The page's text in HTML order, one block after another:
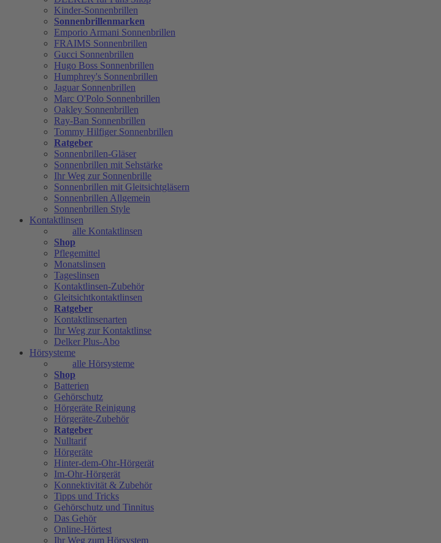
Kinder-Sonnenbrillen
Sonnenbrillenmarken
Emporio Armani Sonnenbrillen
FRAIMS Sonnenbrillen
Gucci Sonnenbrillen
Hugo Boss Sonnenbrillen
Humphrey's Sonnenbrillen
Jaguar Sonnenbrillen
Marc O'Polo Sonnenbrillen
Oakley Sonnenbrillen
Ray-Ban Sonnenbrillen
Tommy Hilfiger Sonnenbrillen
Ratgeber
Sonnenbrillen-Gläser
Sonnenbrillen mit Sehstärke
Ihr Weg zur Sonnenbrille
Sonnenbrillen mit Gleitsichtgläsern
Sonnenbrillen Allgemein
Sonnenbrillen Style
Kontaktlinsen
alle Kontaktlinsen
Shop
Pflegemittel
Monatslinsen
Tageslinsen
Kontaktlinsen-Zubehör
Gleitsichtkontaktlinsen
Ratgeber
Kontaktlinsenarten
Ihr Weg zur Kontaktlinse
Delker Plus-Abo
Hörsysteme
alle Hörsysteme
Shop
Batterien
Gehörschutz
Hörgeräte Reinigung
Hörgeräte-Zubehör
Ratgeber
Nulltarif
Hörgeräte
Hinter-dem-Ohr-Hörgerät
Im-Ohr-Hörgerät
Konnektivität & Zubehör
Tipps und Tricks
Gehörschutz und Tinnitus
Das Gehör
Online-Hörtest
Ihr Weg zum Hörsystem